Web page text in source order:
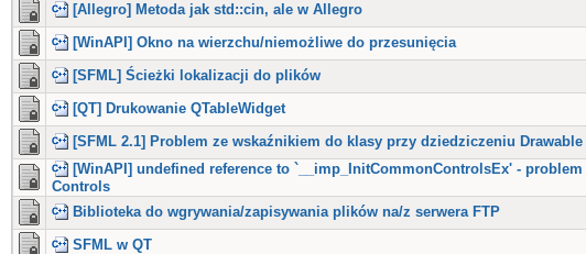
[Allegro] Metoda jak std::cin, ale w Allegro
[WinAPI] Okno na wierzchu/niemożliwe do przesunięcia
[SFML] Ścieżki lokalizacji do plików
[QT] Drukowanie QTableWidget
[SFML 2.1] Problem ze wskaźnikiem do klasy przy dziedziczeniu Drawable
[WinAPI] undefined reference to `__imp_InitCommonControlsEx' -
Controls
Biblioteka do wgrywania/zapisywania plików na/z serwera FTP
SFML w QT